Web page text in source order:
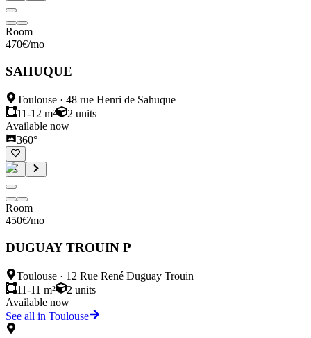
Room
470€/mo
SAHUQUE
Toulouse · 48 rue Henri de Sahuque
11-12 m²
2 units
Available now
360°
Room
450€/mo
DUGUAY TROUIN P
Toulouse · 12 Rue René Duguay Trouin
11-11 m²
2 units
Available now
See all in Toulouse